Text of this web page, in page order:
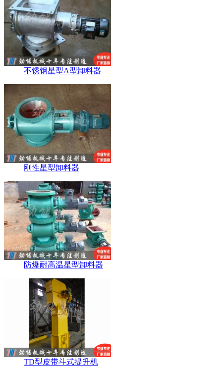
不锈钢星型A型卸料器
刚性星型卸料器
防爆耐高温星型卸料器
TD型皮带斗式提升机